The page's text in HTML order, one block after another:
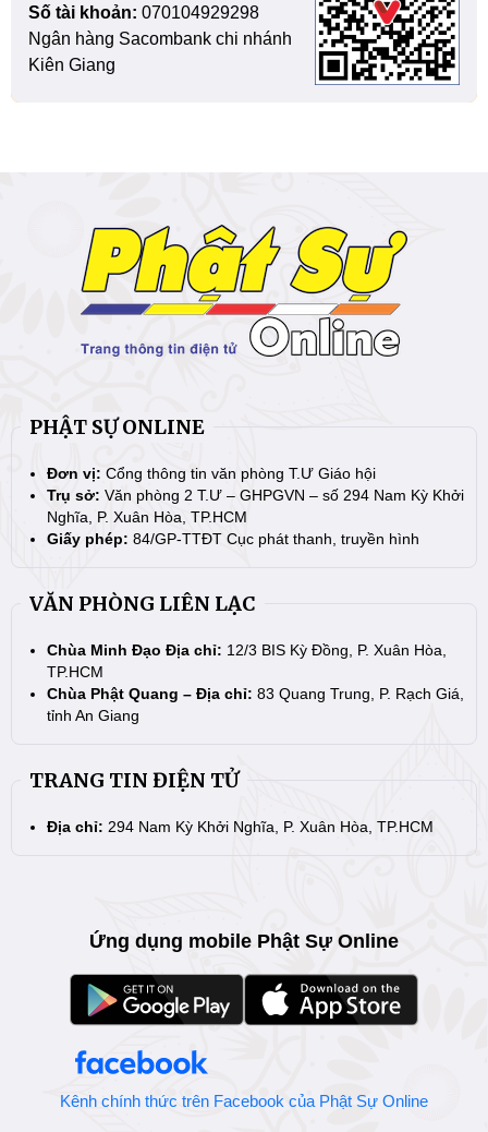
Số tài khoản: 070104929298
Ngân hàng Sacombank chi nhánh
Kiên Giang
PHẬT SỰ ONLINE
Đơn vị: Cổng thông tin văn phòng T.Ư Giáo hội
Trụ sở: Văn phòng 2 T.Ư – GHPGVN – số 294 Nam Kỳ Khởi
Nghĩa, P. Xuân Hòa, TP.HCM
Giấy phép: 84/GP-TTĐT Cục phát thanh, truyền hình
VĂN PHÒNG LIÊN LẠC
Chùa Minh Đạo Địa chỉ: 12/3 BIS Kỳ Đồng, P. Xuân Hòa,
TP.HCM
Chùa Phật Quang – Địa chỉ: 83 Quang Trung, P. Rạch Giá,
tỉnh An Giang
TRANG TIN ĐIỆN TỬ
Địa chỉ: 294 Nam Kỳ Khởi Nghĩa, P. Xuân Hòa, TP.HCM
Ứng dụng mobile Phật Sự Online
Kênh chính thức trên Facebook của Phật Sự Online